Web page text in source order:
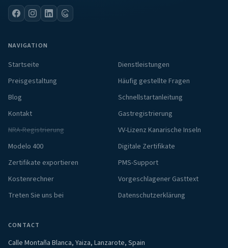
NAVIGATION
Startseite
Dienstleistungen
Preisgestaltung
Häufig gestellte Fragen
Blog
Schnellstartanleitung
Kontakt
Gastregistrierung
NRA-Registrierung
VV-Lizenz Kanarische Inseln
Modelo 400
Digitale Zertifikate
Zertifikate exportieren
PMS-Support
Kostenrechner
Vorgeschlagener Gasttext
Treten Sie uns bei
Datenschutzerklärung
CONTACT
Calle Montaña Blanca, Yaiza, Lanzarote, Spain